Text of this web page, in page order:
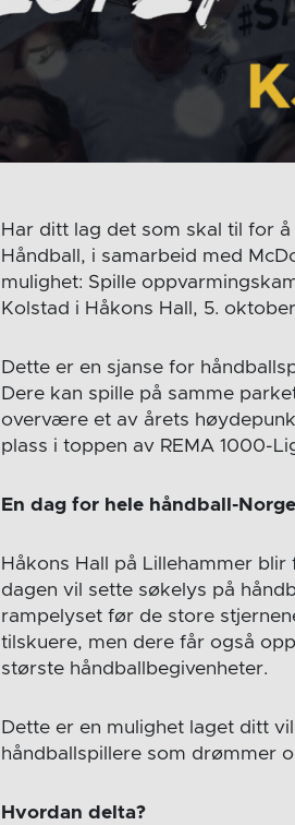
Har ditt lag det som skal til for
Håndball, i samarbeid med
mulighet: Spille
Kolstad i Håkons Hall, 5.
Dette er en sjanse for
Dere kan spille på samme
overvære et av årets
plass i toppen av REMA 1000-
En dag for hele håndball-Norge
Håkons Hall på Lillehammer
dagen vil sette søkelys på
rampelyset før de store
tilskuere, men dere får også
største håndballbegivenheter.
Dette er en mulighet laget ditt
håndballspillere som drømmer
Hvordan delta?